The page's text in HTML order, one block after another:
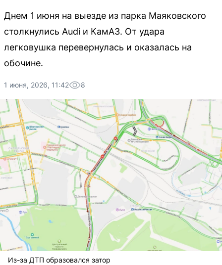
Днем 1 июня на выезде из парка Маяковского
столкнулись Audi и КамАЗ. От удара
легковушка перевернулась и оказалась на
обочине.
1 июня, 2026, 11:42 8
Из-за ДТП образовался затор